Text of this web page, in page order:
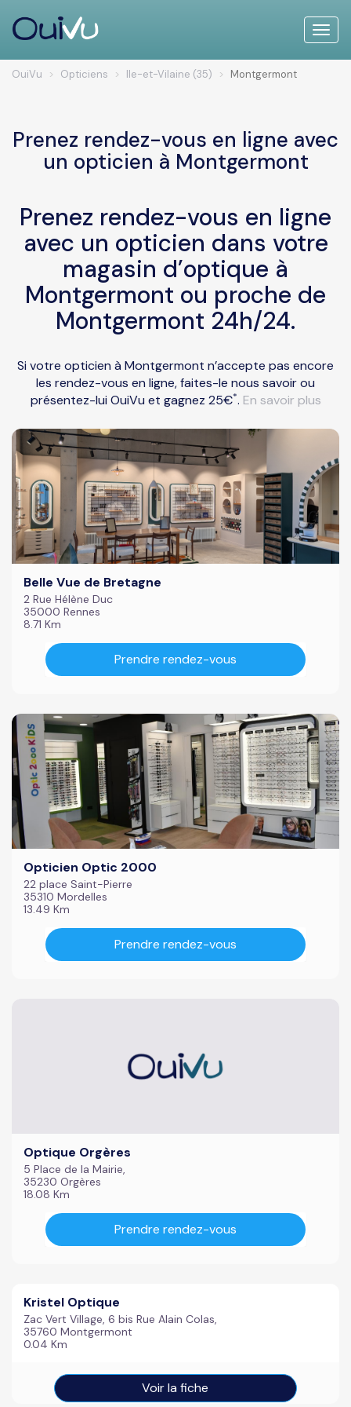
Toggle
OuiVu Opticiens Ile-et-Vilaine (35) Montgermont
Prenez rendez-vous en ligne avec
un opticien à Montgermont
Prenez rendez-vous en ligne
avec un opticien dans votre
magasin d’optique à
Montgermont ou proche de
Montgermont 24h/24.
Si votre opticien à Montgermont n’accepte pas encore
les rendez-vous en ligne, faites-le nous savoir ou
présentez-lui OuiVu et gagnez 25€*. En savoir plus
Belle Vue de Bretagne
2 Rue Hélène Duc
35000 Rennes
8.71 Km
Prendre rendez-vous
Opticien Optic 2000
22 place Saint-Pierre
35310 Mordelles
13.49 Km
Prendre rendez-vous
Optique Orgères
5 Place de la Mairie,
35230 Orgères
18.08 Km
Prendre rendez-vous
Kristel Optique
Zac Vert Village, 6 bis Rue Alain Colas,
35760 Montgermont
0.04 Km
Voir la fiche